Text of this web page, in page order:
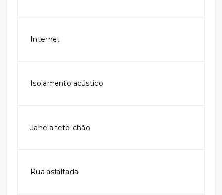
Internet
Isolamento acústico
Janela teto-chão
Rua asfaltada